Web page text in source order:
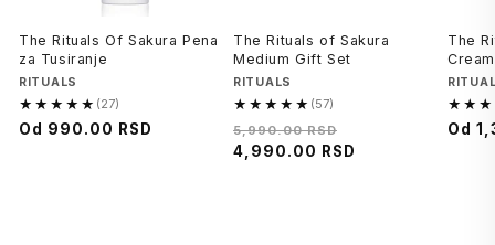
The Rituals Of Sakura Pena
za Tusiranje
Brend
RITUALS
★★★★★ (27)
5.0
od
Regularna
Od 990.00 RSD
The Rituals of Sakura
Medium Gift Set
Brend
RITUALS
★★★★★ (57)
5.0
od
5,
Regularna
cena
5,990.00 RSD
na
4,990.00 RSD
The
Cream
Brend
5.0
od
Od